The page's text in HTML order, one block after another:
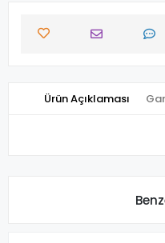
Ürün Açıklaması